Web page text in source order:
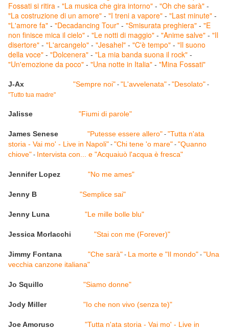
Fossati si ritira - "La musica che gira intorno" - "Oh che sarà" -
"La costruzione di un amore" - "I treni a vapore" - "Last minute" -
"L'amore fa" - "Decadancing Tour" - "Smisurata preghiera" - "E
non finisce mica il cielo" - "Le notti di maggio" - "Anime salve" - "Il
disertore" - "L'arcangelo" - "Jesahel" - "C'è tempo" - "Il suono
della voce" - "Dolcenera" - "La mia banda suona il rock" -
"Un'emozione da poco" - "Una notte in Italia" - "Mina Fossati"
J-Ax "Sempre noi" - "L'avvelenata" - "Desolato" -
"Tutto tua madre"
Jalisse "Fiumi di parole"
James Senese "Putesse essere allero" - "Tutta n'ata
storia - Vai mo' - Live in Napoli" - "Chi tene 'o mare" - "Quanno
chiove" - Intervista con... e "Acquaiuò l'acqua è fresca"
Jennifer Lopez "No me ames"
Jenny B "Semplice sai"
Jenny Luna "Le mille bolle blu"
Jessica Morlacchi "Stai con me (Forever)"
Jimmy Fontana "Che sarà" - La morte e "Il mondo" - "Una
vecchia canzone italiana"
Jo Squillo "Siamo donne"
Jody Miller "Io che non vivo (senza te)"
Joe Amoruso
"Tutta n'ata storia - Vai mo' - Live in